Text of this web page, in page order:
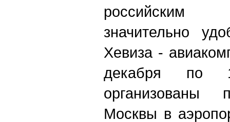
российским
значительно
Хевиза -
декабря по
Москвы в